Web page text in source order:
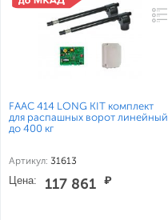
FAAC 414 LONG KIT комплект
для распашных ворот линейный
до 400 кг
Артикул: 31613
Цена: 117 861 ₽